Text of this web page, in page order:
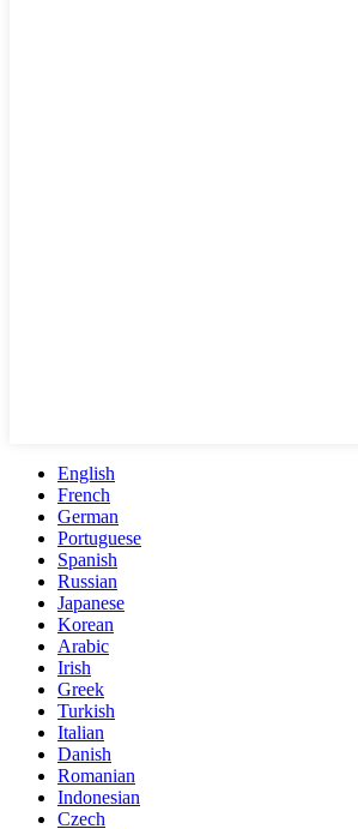
English
French
German
Portuguese
Spanish
Russian
Japanese
Korean
Arabic
Irish
Greek
Turkish
Italian
Danish
Romanian
Indonesian
Czech